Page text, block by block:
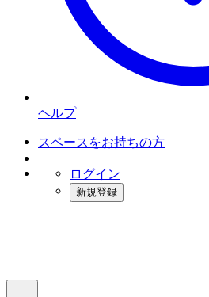
ヘルプ
スペースをお持ちの方
ログイン
新規登録